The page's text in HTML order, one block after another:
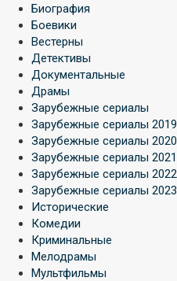
Биография
Боевики
Вестерны
Детективы
Документальные
Драмы
Зарубежные сериалы
Зарубежные сериалы 2019
Зарубежные сериалы 2020
Зарубежные сериалы 2021
Зарубежные сериалы 2022
Зарубежные сериалы 2023
Исторические
Комедии
Криминальные
Мелодрамы
Мультфильмы